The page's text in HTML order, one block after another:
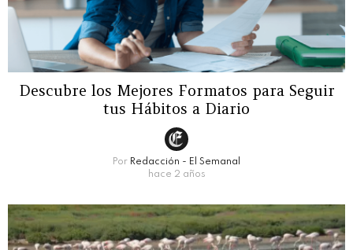
Descubre los Mejores Formatos para Seguir
tus Hábitos a Diario
Por Redacción - El Semanal
hace 2 años